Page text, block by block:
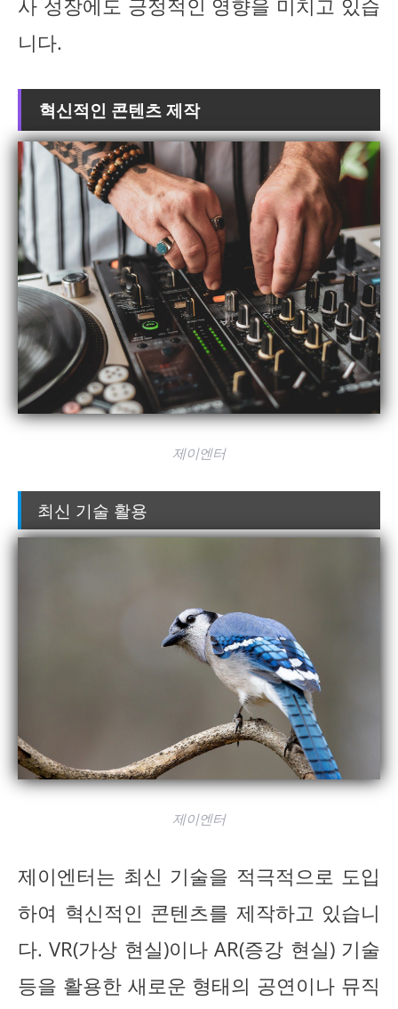
사 성장에도 긍정적인 영향을 미치고 있습
니다.
혁신적인 콘텐츠 제작
제이엔터
최신 기술 활용
제이엔터
제이엔터는 최신 기술을 적극적으로 도입
하여 혁신적인 콘텐츠를 제작하고 있습니
다. VR(가상 현실)이나 AR(증강 현실) 기술
등을 활용한 새로운 형태의 공연이나 뮤직